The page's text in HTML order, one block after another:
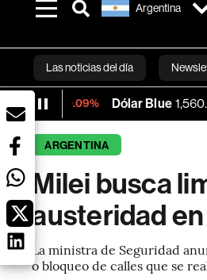
Argentina
Las noticias del día
Dólar Blue 1,560.00
ARGENTINA
Milei busca
austeridad
La ministra de Seguridad
o bloqueo de calles que se